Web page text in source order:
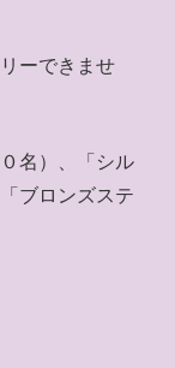
ーできませ
名）、「シル
ブロンズステ
。